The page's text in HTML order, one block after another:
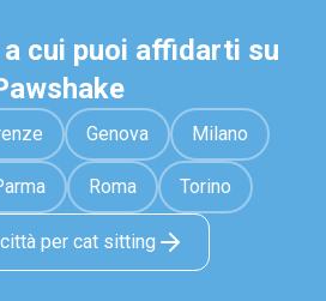
cui puoi affidarti su
Genova Milano
Roma Torino
per cat sitting